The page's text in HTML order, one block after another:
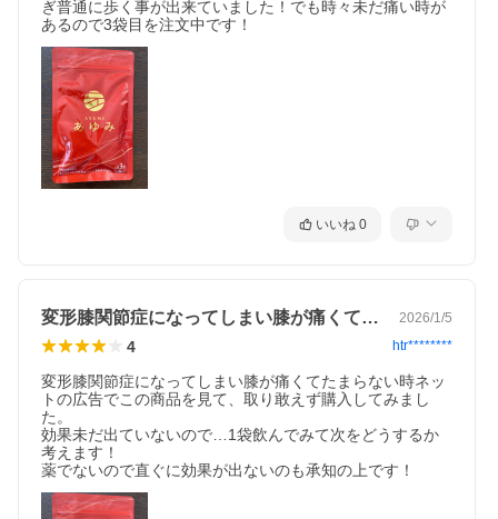
在庫状況により順次最新パッケージ品をお送りいたしております
が、ご指定はできませんので予めご了承ください。
※内容物は新旧パッケージによる変更はございません。
「あゆみ」は、ひざの違和感を軽減したい方におすすめのサプリ
メントです！
【2つの機能性関与成分を配合！】
階段の上り下り・歩く・しゃがむなどの日常生活における
く力を維持することが報告されています。また、BMIが高めの方
の内臓脂肪や皮下脂肪を減らすのを助けます。
シウム」など、17種類のサポート成分をたっぷり配合！
「朝ひざに違和感を感じる」「階段の上り下りが辛い」などのお
悩みをお持ちの方は「あゆみ」をぜひお試しください！
【名称】
ブラックジンジャーエキス末含有加工食品
ぎ普通に歩く事が出来ていました！でも時々未だ痛い時が
あるので3袋目を注文中です！
いいね 0
変形膝関節症になってしまい膝が痛くてた… 2026/1/5
4 htr********
変形膝関節症になってしまい膝が痛くてたまらない時ネッ
トの広告でこの商品を見て、取り敢えず購入してみまし
た。
効果未だ出ていないので…1袋飲んでみて次をどうするか
考えます！
薬でないので直ぐに効果が出ないのも承知の上です！